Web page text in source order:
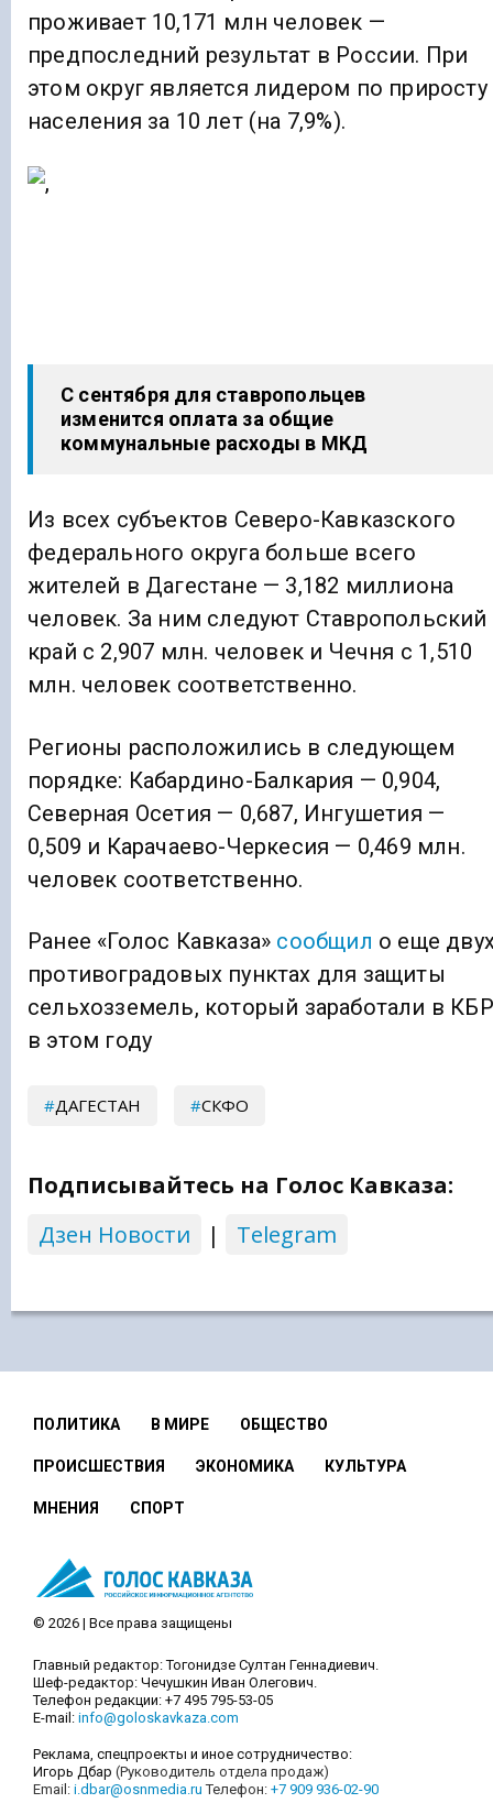
проживает 10,171 млн человек —
предпоследний результат в России. При
этом округ является лидером по приросту
населения за 10 лет (на 7,9%).
С сентября для ставропольцев
изменится оплата за общие
коммунальные расходы в МКД
Из всех субъектов Северо-Кавказского
федерального округа больше всего
жителей в Дагестане — 3,182 миллиона
человек. За ним следуют Ставропольский
край с 2,907 млн. человек и Чечня с 1,510
млн. человек соответственно.
Регионы расположились в следующем
порядке: Кабардино-Балкария — 0,904,
Северная Осетия — 0,687, Ингушетия —
0,509 и Карачаево-Черкесия — 0,469 млн.
человек соответственно.
Ранее «Голос Кавказа» сообщил о еще
противоградовых пунктах для защиты
сельхозземель, который заработали в КБР
в этом году
ДАГЕСТАН СКФО
Подписывайтесь на Голос Кавказа:
Дзен Новости
| Telegram
ПОЛИТИКА В МИРЕ ОБЩЕСТВО
ПРОИСШЕСТВИЯ ЭКОНОМИКА КУЛЬТУРА
МНЕНИЯ СПОРТ
© 2026 | Все права защищены
Главный редактор: Тогонидзе Султан Геннадиевич.
Шеф-редактор: Чечушкин Иван Олегович.
Телефон редакции: +7 495 795-53-05
E-mail: info@goloskavkaza.com
Реклама, спецпроекты и иное сотрудничество:
Игорь Дбар (Руководитель отдела продаж)
Email: i.dbar@osnmedia.ru Телефон: +7 909 936-02-90